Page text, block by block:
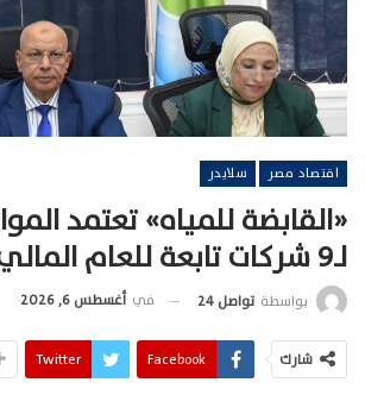
اقتصاد مصر سلايدر
«القابضة للمياه» تعتمد
لـ9 شركات تابعة للعام المالي 2026/2027
بواسطة تواصل 24 في أغسطس 6, 2026
شارك Facebook
Twitter